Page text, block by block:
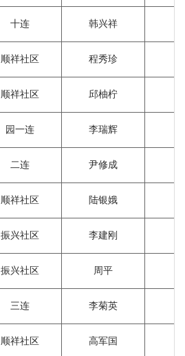
十连 韩兴祥
顺祥社区 程秀珍
顺祥社区 邱柚柠
园一连 李瑞辉
二连 尹修成
顺祥社区 陆银娥
振兴社区 李建刚
振兴社区 周平
三连 李菊英
顺祥社区 高军国